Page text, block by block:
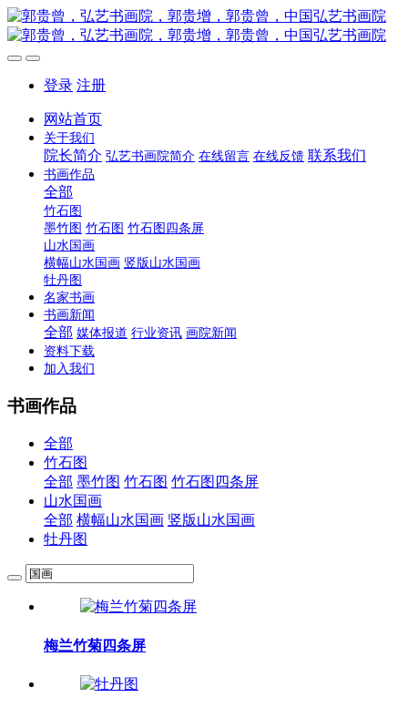
登录 注册
网站首页
关于我们
院长简介 弘艺书画院简介 在线留言 在线反馈 联系我们
书画作品
全部
竹石图
墨竹图 竹石图 竹石图四条屏
山水国画
横幅山水国画 竖版山水国画
牡丹图
名家书画
书画新闻
全部 媒体报道 行业资讯 画院新闻
资料下载
加入我们
书画作品
全部
竹石图
全部 墨竹图 竹石图 竹石图四条屏
山水国画
全部 横幅山水国画 竖版山水国画
牡丹图
梅兰竹菊四条屏